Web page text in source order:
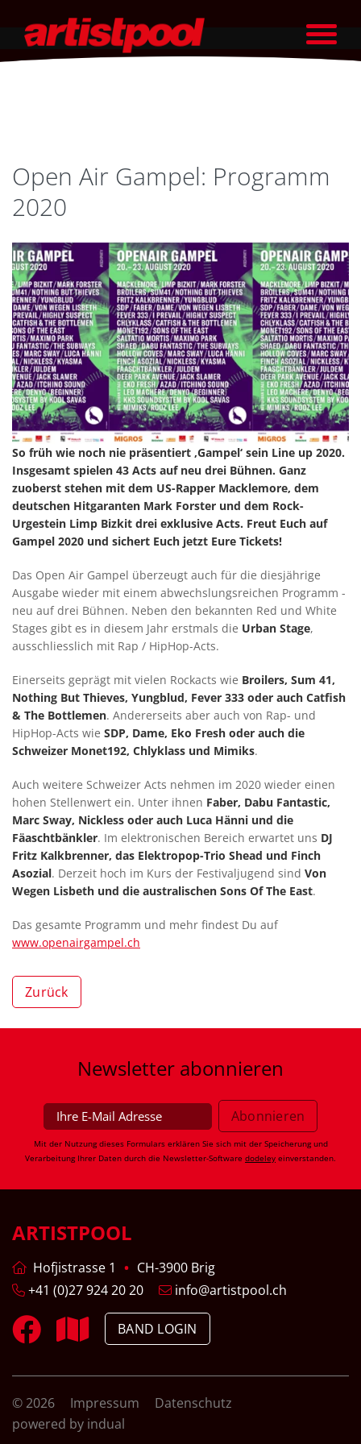
Open Air Gampel: Programm
2020
So früh wie noch nie präsentiert ‚Gampel‘ sein Line up 2020.
Insgesamt spielen 43 Acts auf neu drei Bühnen. Ganz
zuoberst stehen mit dem US-Rapper Macklemore, dem
deutschen Hitgaranten Mark Forster und dem Rock-
Urgestein Limp Bizkit drei exklusive Acts. Freut Euch auf
Gampel 2020 und sichert Euch jetzt Eure Tickets!
Das Open Air Gampel überzeugt auch für die diesjährige
Ausgabe wieder mit einem abwechslungsreichen Programm -
neu auf drei Bühnen. Neben den bekannten Red und White
Stages gibt es in diesem Jahr erstmals die Urban Stage,
ausschliesslich mit Rap / HipHop-Acts.
Einerseits geprägt mit vielen Rockacts wie Broilers, Sum 41,
Nothing But Thieves, Yungblud, Fever 333 oder auch Catfish
& The Bottlemen. Andererseits aber auch von Rap- und
HipHop-Acts wie SDP, Dame, Eko Fresh oder auch die
Schweizer Monet192, Chlyklass und Mimiks.
Auch weitere Schweizer Acts nehmen im 2020 wieder einen
hohen Stellenwert ein. Unter ihnen Faber, Dabu Fantastic,
Marc Sway, Nickless oder auch Luca Hänni und die
Fäaschtbänkler. Im elektronischen Bereich erwartet uns DJ
Fritz Kalkbrenner, das Elektropop-Trio Shead und Finch
Asozial. Derzeit hoch im Kurs der Festivaljugend sind Von
Wegen Lisbeth und die australischen Sons Of The East.
Das gesamte Programm und mehr findest Du auf
www.openairgampel.ch
Zurück
Newsletter abonnieren
Mit der Nutzung dieses Formulars erklären Sie sich mit der Speicherung und
Verarbeitung Ihrer Daten durch die Newsletter-Software dodeley einverstanden.
ARTISTPOOL
Hofjistrasse 1
CH-3900 Brig
+41 (0)27 924 20 20
info@artistpool.ch
BAND LOGIN
© 2026 Impressum
Datenschutz
powered by indual